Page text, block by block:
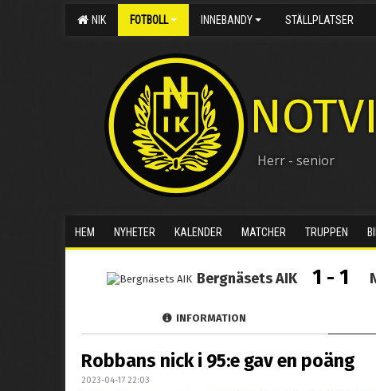
NIK FOTBOLL INNEBANDY STÄLLPLATSER
Herr - senior
HEM NYHETER KALENDER MATCHER TRUPPEN
Bergnäsets AIK 1 - 1
INFORMATION
Robbans nick i 95:e gav en poäng
2023-04-17 22:03